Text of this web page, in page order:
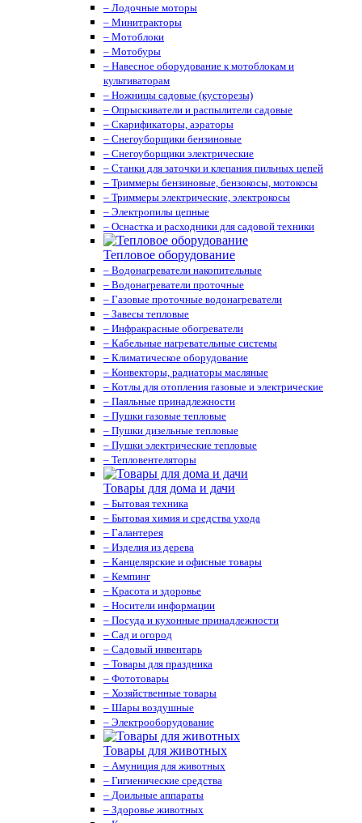
– Лодочные моторы
– Минитракторы
– Мотоблоки
– Мотобуры
– Навесное оборудование к мотоблокам и
культиваторам
– Ножницы садовые (кусторезы)
– Опрыскиватели и распылители садовые
– Скарификаторы, аэраторы
– Снегоуборщики бензиновые
– Снегоуборщики электрические
– Станки для заточки и клепания пильных цепей
– Триммеры бензиновые, бензокосы, мотокосы
– Триммеры электрические, электрокосы
– Электропилы цепные
– Оснастка и расходники для садовой техники
Тепловое оборудование
– Водонагреватели накопительные
– Водонагреватели проточные
– Газовые проточные водонагреватели
– Завесы тепловые
– Инфракрасные обогреватели
– Кабельные нагревательные системы
– Климатическое оборудование
– Конвекторы, радиаторы масляные
– Котлы для отопления газовые и электрические
– Паяльные принадлежности
– Пушки газовые тепловые
– Пушки дизельные тепловые
– Пушки электрические тепловые
– Тепловентеляторы
Товары для дома и дачи
– Бытовая техника
– Бытовая химия и средства ухода
– Галантерея
– Изделия из дерева
– Канцелярские и офисные товары
– Кемпинг
– Красота и здоровье
– Носители информации
– Посуда и кухонные принадлежности
– Сад и огород
– Садовый инвентарь
– Товары для праздника
– Фототовары
– Хозяйственные товары
– Шары воздушные
– Электрооборудование
Товары для животных
– Амуниция для животных
– Гигиенические средства
– Доильные аппараты
– Здоровье животных